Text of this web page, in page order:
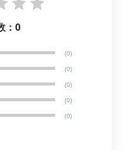
： 0
(0)
(0)
(0)
(0)
(0)